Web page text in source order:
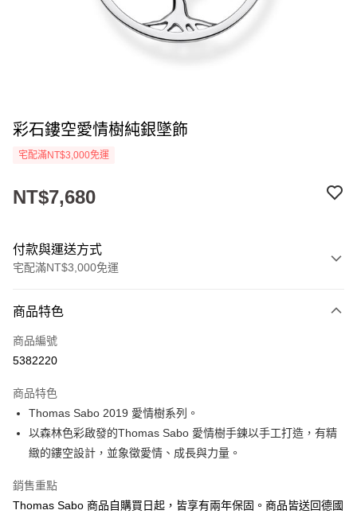
彩石鏤空愛情樹純銀墜飾
宅配滿NT$3,000免運
NT$7,680
付款與運送方式
宅配滿NT$3,000免運
信用卡一次付款
Apple Pay
悠遊付
ATM付款
運送方式
黑貓宅急便
商品特色
商品編號
5382220
商品特色
Thomas Sabo 2019 愛情樹系列。
以森林色彩啟發的Thomas Sabo 愛情樹手鍊以手工打造，有精
緻的鏤空設計，並象徵愛情、成長與力量。
銷售重點
Thomas Sabo 商品自購買日起，皆享有兩年保固。商品皆送回德國